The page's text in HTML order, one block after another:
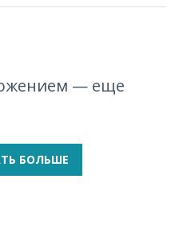
— еще
БОЛЬШЕ